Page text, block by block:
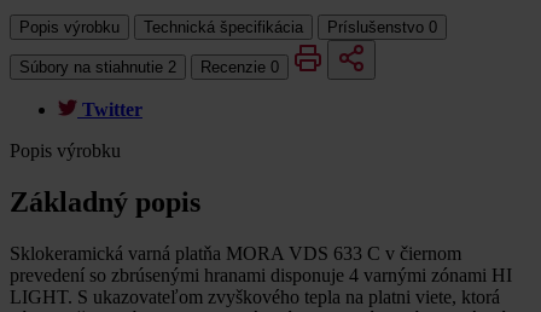
Popis výrobku Technická špecifikácia Príslušenstvo 0
Súbory na stiahnutie 2 Recenzie 0
Twitter
Popis výrobku
Základný popis
Sklokeramická varná platňa MORA VDS 633 C v čiernom
prevedení so zbrúsenými hranami disponuje 4 varnými zónami HI
LIGHT. S ukazovateľom zvyškového tepla na platni viete, ktorá